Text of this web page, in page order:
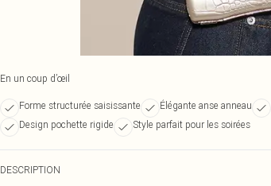
En un coup d’œil
Forme structurée saisissante Élégante anse anneau
Design pochette rigide
Style parfait pour les soirées
DESCRIPTION